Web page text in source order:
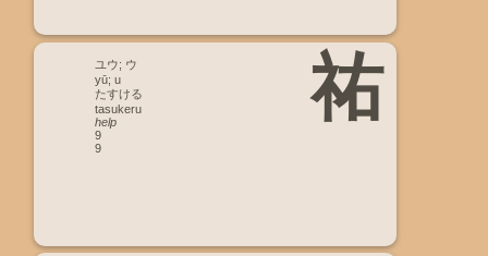
祐
ユウ; ウ
yū; u
たすける
tasukeru
help
9
9